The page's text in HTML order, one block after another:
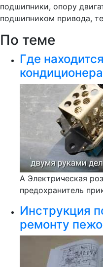
подшипники, опору
подшипником привода,
По теме
Где
А Электрическая
предохранитель
Инструкция
ремонту